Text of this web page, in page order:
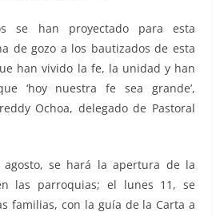
se han proyectado para esta
de gozo a los bautizados de esta
han vivido la fe, la unidad y han
‘hoy nuestra fe sea grande’,
Ochoa, delegado de Pastoral
se hará la apertura de la
las parroquias; el lunes 11, se
familias, con la guía de la Carta a